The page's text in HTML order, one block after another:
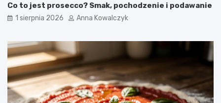
Co to jest prosecco? Smak, pochodzenie i podawanie
1 sierpnia 2026 Anna Kowalczyk